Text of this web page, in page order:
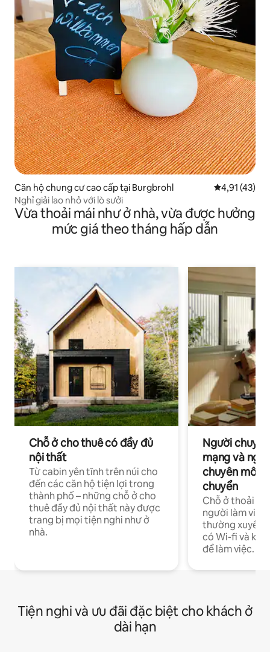
Căn hộ chung cư cao cấp tại Burgbrohl Xếp hạng
4,91 (43)
Nghỉ giải lao nhỏ với lò sưởi
Vừa thoải mái như ở nhà, vừa được hưởng
mức giá theo tháng hấp dẫn
Chỗ ở cho thuê có đầy đủ
nội thất
Từ cabin yên tĩnh trên núi cho
đến các căn hộ tiện lợi trong
thành phố – những chỗ ở cho
thuê đầy đủ nội thất này được
trang bị mọi tiện nghi như ở
nhà.
Người
mạng và
chuyên môn
chuyển
Chỗ ở thoải
người làm việc
thường xuyên
có Wi-fi và
để làm việc.
Tiện nghi và ưu đãi đặc biệt cho khách ở
dài hạn